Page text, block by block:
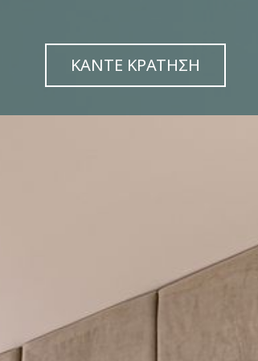
ΚΑΝΤΕ ΚΡΑΤΗΣΗ